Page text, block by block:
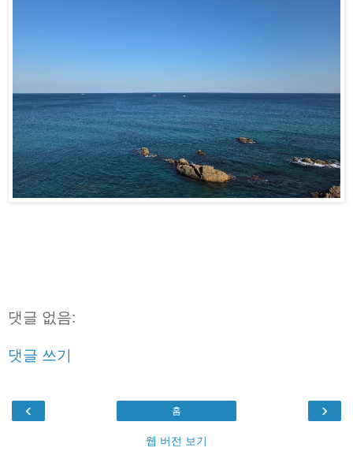
댓글 없음:
댓글 쓰기
‹ ›
홈
웹 버전 보기